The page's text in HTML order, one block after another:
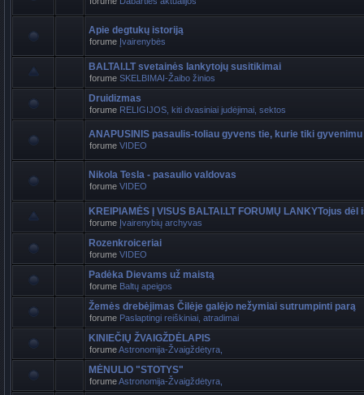
Apie degtukų istoriją
forume Įvairenybės
BALTAI.LT svetainės lankytojų susitikimai
forume SKELBIMAI-Žaibo žinios
Druidizmas
forume RELIGIJOS, kiti dvasiniai judėjimai, sektos
ANAPUSINIS pasaulis-toliau gyvens tie, kurie tiki gyvenimu
forume VIDEO
Nikola Tesla - pasaulio valdovas
forume VIDEO
KREIPIAMĖS Į VISUS BALTAI.LT FORUMŲ LANKYTojus dėl
forume Įvairenybių archyvas
Rozenkroiceriai
forume VIDEO
Padėka Dievams už maistą
forume Baltų apeigos
Žemės drebėjimas Čilėje galėjo nežymiai sutrumpinti parą
forume Paslaptingi reiškiniai, atradimai
KINIEČIŲ ŽVAIGŽDĖLAPIS
forumeAstronomija-Žvaigždėtyra,
MĖNULIO "STOTYS"
forumeAstronomija-Žvaigždėtyra,